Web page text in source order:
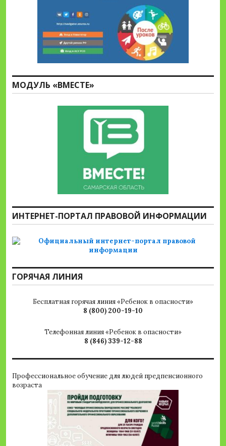
МОДУЛЬ «ВМЕСТЕ»
ИНТЕРНЕТ-ПОРТАЛ ПРАВОВОЙ ИНФОРМАЦИИ
ГОРЯЧАЯ ЛИНИЯ
Бесплатная горячая линия «Ребенок в опасности»
8 (800) 200-19-10
Телефонная линия «Ребенок в опасности»
8 (846) 339-12-88
Профессиональное обучение для людей предпенсионного
возраста